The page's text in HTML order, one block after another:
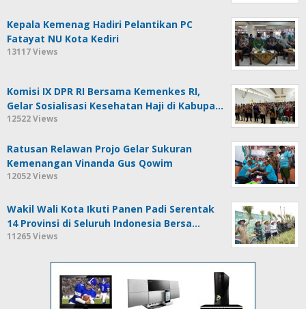
Kepala Kemenag Hadiri Pelantikan PC
Fatayat NU Kota Kediri
13117 Views
Komisi IX DPR RI Bersama Kemenkes RI,
Gelar Sosialisasi Kesehatan Haji di Kabupa…
12522 Views
Ratusan Relawan Projo Gelar Sukuran
Kemenangan Vinanda Gus Qowim
12052 Views
Wakil Wali Kota Ikuti Panen Padi Serentak
14 Provinsi di Seluruh Indonesia Bersa…
11265 Views